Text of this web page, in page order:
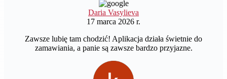
Daria Vasylieva
17 marca 2026 r.
Zawsze lubię tam chodzić! Aplikacja działa świetnie do
zamawiania, a panie są zawsze bardzo przyjazne.